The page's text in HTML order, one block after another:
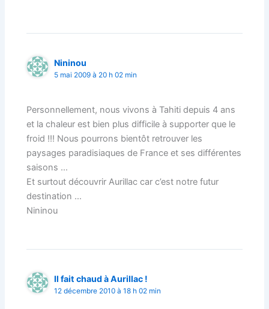
Nininou
5 mai 2009 à 20 h 02 min
Personnellement, nous vivons à Tahiti depuis 4 ans
et la chaleur est bien plus difficile à supporter que le
froid !!! Nous pourrons bientôt retrouver les
paysages paradisiaques de France et ses différentes
saisons …
Et surtout découvrir Aurillac car c’est notre futur
destination …
Nininou
Il fait chaud à Aurillac !
12 décembre 2010 à 18 h 02 min